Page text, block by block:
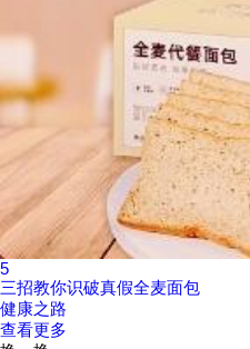
5
三招教你识破真假全麦面包
健康之路
查看更多